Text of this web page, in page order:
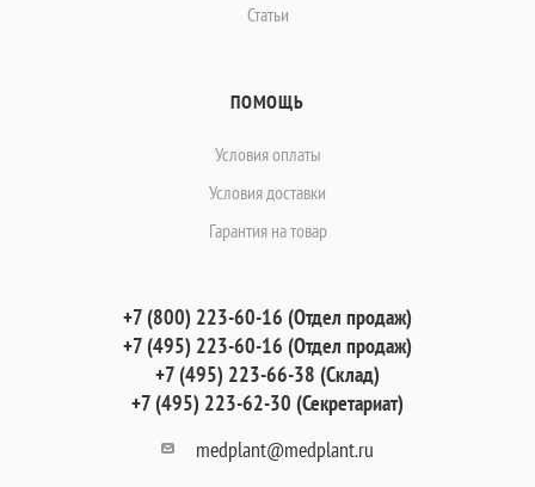
Статьи
ПОМОЩЬ
Условия оплаты
Условия доставки
Гарантия на товар
+7 (800) 223-60-16 (Отдел продаж)
+7 (495) 223-60-16 (Отдел продаж)
+7 (495) 223-66-38 (Склад)
+7 (495) 223-62-30 (Секретариат)
medplant@medplant.ru